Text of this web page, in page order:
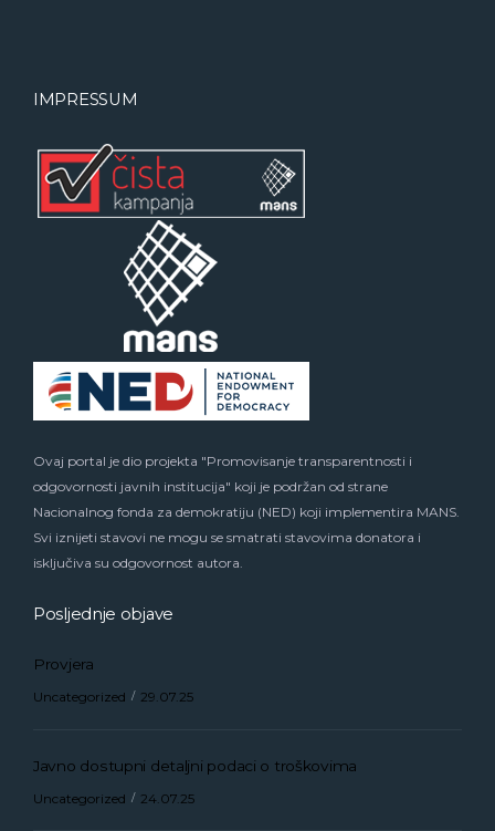
IMPRESSUM
Ovaj portal je dio projekta "Promovisanje transparentnosti i
odgovornosti javnih institucija" koji je podržan od strane
Nacionalnog fonda za demokratiju (NED) koji implementira MANS.
Svi iznijeti stavovi ne mogu se smatrati stavovima donatora i
isključiva su odgovornost autora.
Posljednje objave
Provjera
Uncategorized 29.07.25
Javno dostupni detaljni podaci o troškovima
Uncategorized 24.07.25